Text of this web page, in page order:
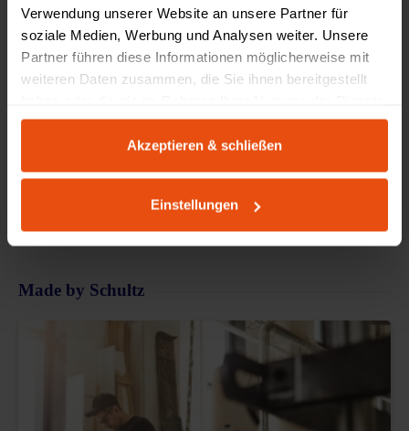
Verwendung unserer Website an unsere Partner für
soziale Medien, Werbung und Analysen weiter. Unsere
Partner führen diese Informationen möglicherweise mit
weiteren Daten zusammen, die Sie ihnen bereitgestellt
gesammelt haben.
Akzeptieren & schließen
Einstellungen
trusted by
Made by Schultz